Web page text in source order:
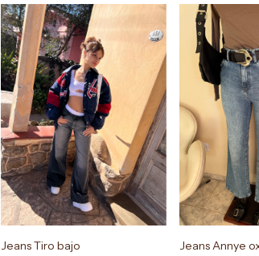
Jeans Tiro bajo Jeans Annye